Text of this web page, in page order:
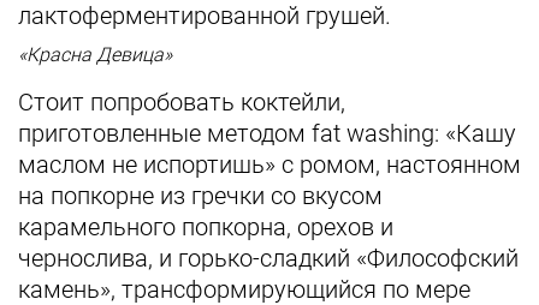
лактоферментированной грушей.
«Красна Девица»
Стоит попробовать коктейли,
приготовленные методом fat washing: «Кашу
маслом не испортишь» с ромом, настоянном
на попкорне из гречки со вкусом
карамельного попкорна, орехов и
чернослива, и горько-сладкий «Философский
камень», трансформирующийся по мере